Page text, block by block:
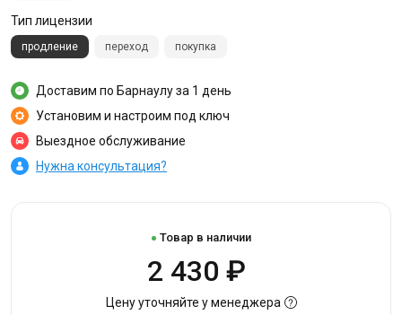
Тип лицензии
продление переход покупка
Доставим по Барнаулу за 1 день
Установим и настроим под ключ
Выездное обслуживание
Нужна консультация?
Товар в наличии
2 430 ₽
Цену уточняйте у менеджера